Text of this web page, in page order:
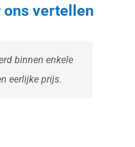
ons vertellen
binnen enkele
eerlijke prijs.